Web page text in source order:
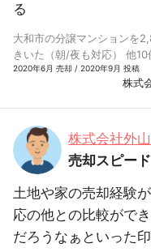
る
大和市の分譲マンションを
きいた（朝/夜も対応） 他10
2020年6月 売却 / 2020年9月 投稿
株式
株式会社外
売却スピード
土地や家の売却経験
応の他との比較がで
だろうなぁといった